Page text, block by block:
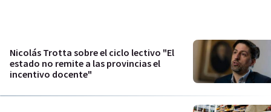
Nicolás Trotta sobre el ciclo lectivo "El
estado no remite a las provincias el
incentivo docente"